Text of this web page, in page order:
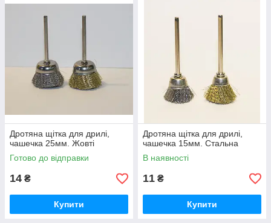
Дротяна щітка для дрилі,
чашечка 25мм. Жовті
Готово до відправки
14 ₴
Купити
Дротяна щітка для дрилі,
чашечка 15мм. Стальна
В наявності
11 ₴
Купити